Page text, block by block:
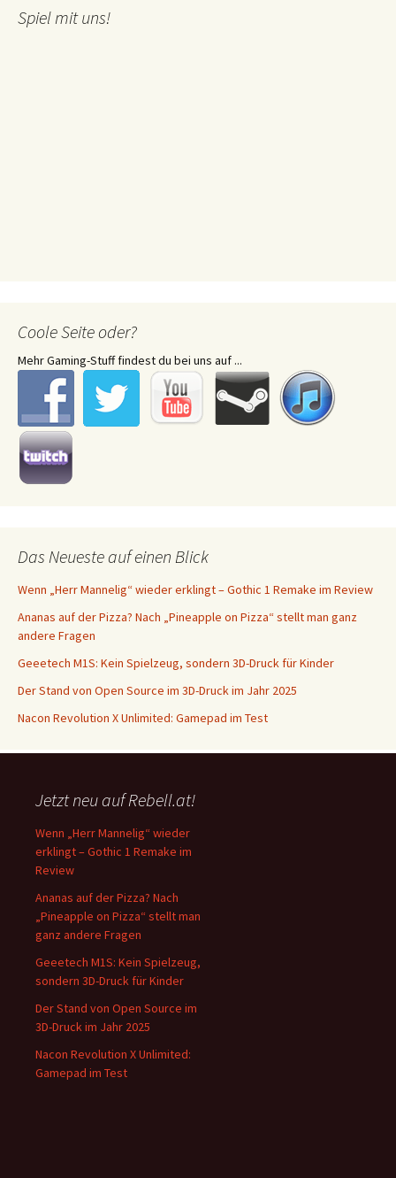
Spiel mit uns!
Coole Seite oder?
Mehr Gaming-Stuff findest du bei uns auf ...
Das Neueste auf einen Blick
Wenn „Herr Mannelig“ wieder erklingt – Gothic 1 Remake im Review
Ananas auf der Pizza? Nach „Pineapple on Pizza“ stellt man ganz
andere Fragen
Geeetech M1S: Kein Spielzeug, sondern 3D-Druck für Kinder
Der Stand von Open Source im 3D-Druck im Jahr 2025
Nacon Revolution X Unlimited: Gamepad im Test
Jetzt neu auf Rebell.at!
Wenn „Herr Mannelig“ wieder
erklingt – Gothic 1 Remake im
Review
Ananas auf der Pizza? Nach
„Pineapple on Pizza“ stellt man
ganz andere Fragen
Geeetech M1S: Kein Spielzeug,
sondern 3D-Druck für Kinder
Der Stand von Open Source im
3D-Druck im Jahr 2025
Nacon Revolution X Unlimited:
Gamepad im Test